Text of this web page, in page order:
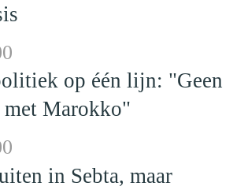
op één lijn: "Geen
Marokko"
in Sebta, maar